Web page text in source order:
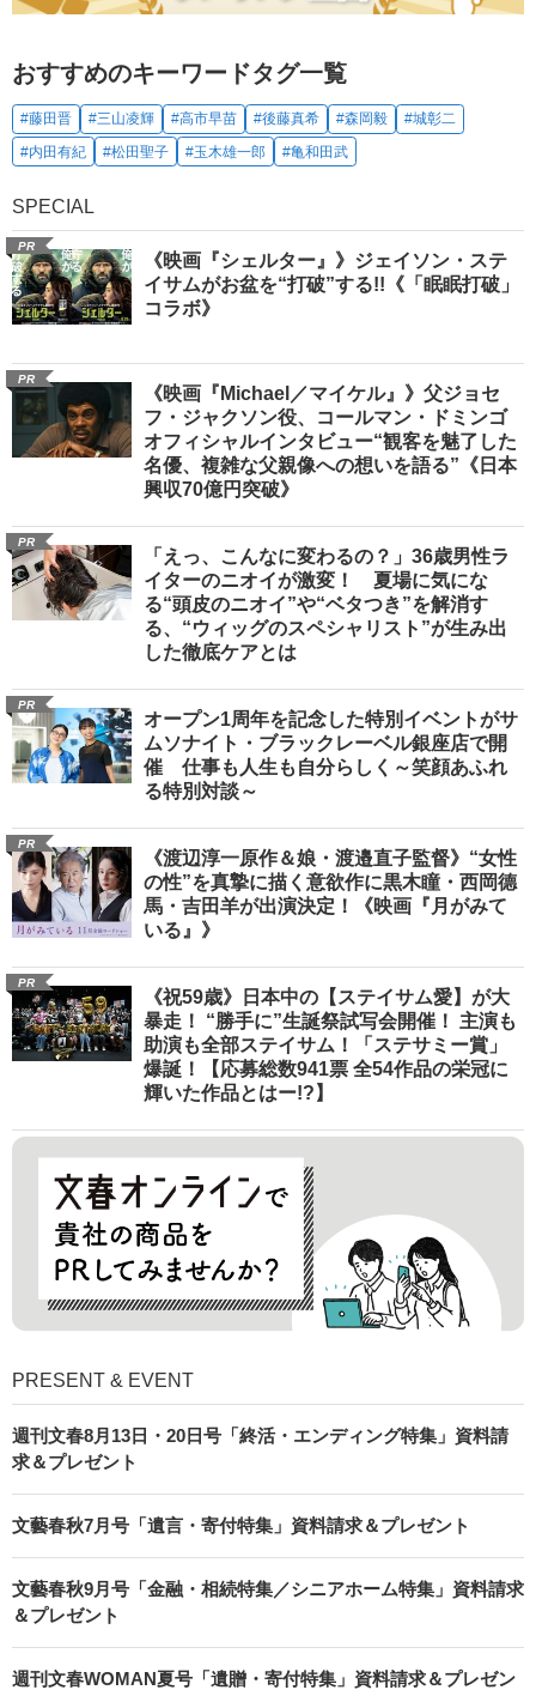
おすすめのキーワードタグ一覧
#藤田晋 #三山凌輝 #高市早苗 #後藤真希 #森岡毅
#城彰二
#内田有紀
#松田聖子 #玉木雄一郎 #亀和田武
SPECIAL
PR
《映画『シェルター』》ジェイソン・ステ
イサムがお盆を“打破”する!!《「眠眠打破」
コラボ》
PR
《映画『Michael／マイケル』》父ジョセ
フ・ジャクソン役、コールマン・ドミンゴ
オフィシャルインタビュー“観客を魅了した
名優、複雑な父親像への想いを語る”《日本
興収70億円突破》
PR
「えっ、こんなに変わるの？」36歳男性ラ
イターのニオイが激変！ 夏場に気にな
る“頭皮のニオイ”や“ベタつき”を解消す
る、“ウィッグのスペシャリスト”が生み出
した徹底ケアとは
PR
オープン1周年を記念した特別イベントがサ
ムソナイト・ブラックレーベル銀座店で開
催 仕事も人生も自分らしく～笑顔あふれ
る特別対談～
PR
《渡辺淳一原作＆娘・渡邉直子監督》“女性
の性”を真摯に描く意欲作に黒木瞳・西岡德
馬・吉田羊が出演決定！《映画『月がみて
いる』》
PR
《祝59歳》日本中の【ステイサム愛】が大
暴走！ “勝手に”生誕祭試写会開催！ 主演も
助演も全部ステイサム！「ステサミー賞」
爆誕！【応募総数941票 全54作品の栄冠に
輝いた作品とはー!?】
PRESENT & EVENT
週刊文春8月13日・20日号「終活・エンディング特集」資料請
求＆プレゼント
文藝春秋7月号「遺言・寄付特集」資料請求＆プレゼント
文藝春秋9月号「金融・相続特集／シニアホーム特集」資料請求
＆プレゼント
週刊文春WOMAN夏号「遺贈・寄付特集」資料請求＆プレゼン